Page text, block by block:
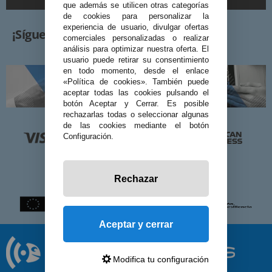
¡Síguenos!
que además se utilicen otras categorías
de cookies para personalizar la
experiencia de usuario, divulgar ofertas
comerciales personalizadas o realizar
análisis para optimizar nuestra oferta. El
usuario puede retirar su consentimiento
en todo momento, desde el enlace
«Política de cookies». También puede
aceptar todas las cookies pulsando el
botón Aceptar y Cerrar. Es posible
rechazarlas todas o seleccionar algunas
de las cookies mediante el botón
Configuración.
Rechazar
Aceptar y cerrar
Modifica tu configuración